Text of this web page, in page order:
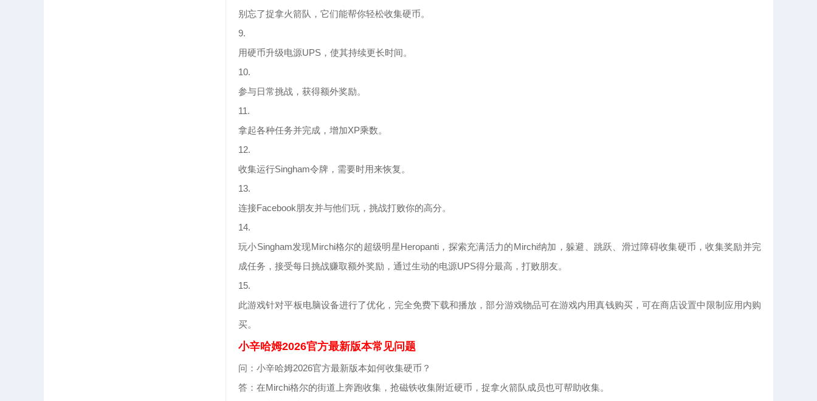
别忘了捉拿火箭队，它们能帮你轻松收集硬币。
9.
用硬币升级电源UPS，使其持续更长时间。
10.
参与日常挑战，获得额外奖励。
11.
拿起各种任务并完成，增加XP乘数。
12.
收集运行Singham令牌，需要时用来恢复。
13.
连接Facebook朋友并与他们玩，挑战打败你的高分。
14.
玩小Singham发现Mirchi格尔的超级明星Heropanti，探索充满活力的Mirchi纳加，躲避、跳跃、滑过障碍收集硬币，收集奖励并完
成任务，接受每日挑战赚取额外奖励，通过生动的电源UPS得分最高，打败朋友。
15.
此游戏针对平板电脑设备进行了优化，完全免费下载和播放，部分游戏物品可在游戏内用真钱购买，可在商店设置中限制应用内购
买。
小辛哈姆2026官方最新版本常见问题
问：小辛哈姆2026官方最新版本如何收集硬币？
答：在Mirchi格尔的街道上奔跑收集，抢磁铁收集附近硬币，捉拿火箭队成员也可帮助收集。